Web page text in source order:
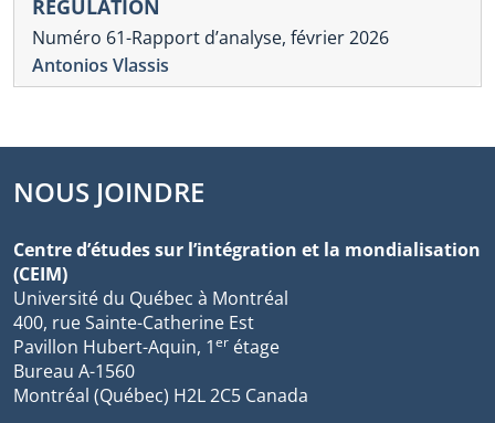
RÉGULATION
Numéro 61-Rapport d’analyse, février 2026
Antonios Vlassis
NOUS JOINDRE
Centre d’études sur l’intégration et la mondialisation
(CEIM)
Université du Québec à Montréal
400, rue Sainte-Catherine Est
Pavillon Hubert-Aquin, 1er étage
Bureau A-1560
Montréal (Québec) H2L 2C5 Canada